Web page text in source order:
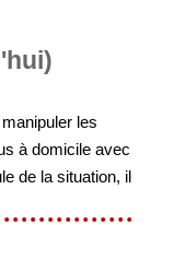
les
à domicile avec
de la situation, il